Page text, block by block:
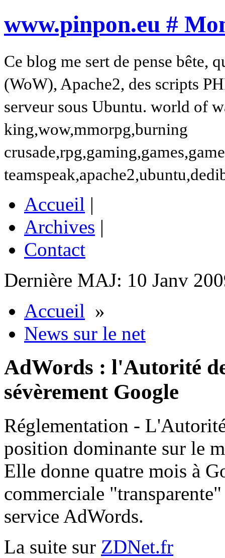
www.pinpon.eu #
Ce blog me sert de pense bête,
(WoW), Apache2, des scripts
serveur sous Ubuntu. world of
king,wow,mmorpg,burning
Accueil |
Archives |
Contact
Dernière MAJ: 10 Janv
Accueil »
News sur le net
AdWords : l'Autorité
sévèrement Google
Réglementation -
position dominante sur le
Elle donne quatre mois à
commerciale
service AdWords.
La suite sur ZDNet.fr